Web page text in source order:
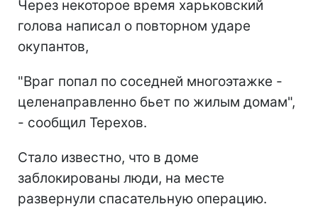
Через некоторое время харьковский
голова написал о повторном ударе
окупантов,
"Враг попал по соседней многоэтажке -
целенаправленно бьет по жилым домам",
- сообщил Терехов.
Стало известно, что в доме
заблокированы люди, на месте
развернули спасательную операцию.